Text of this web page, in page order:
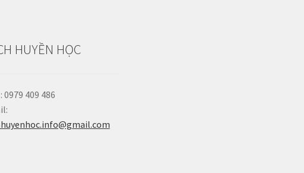
HUYỀN HỌC
0979 409 486